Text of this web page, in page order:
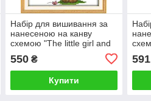
Набір для вишивання за
нанесеною на канву
схемою "The little girl and
printed, 22*32 см
550₴
Купити
591